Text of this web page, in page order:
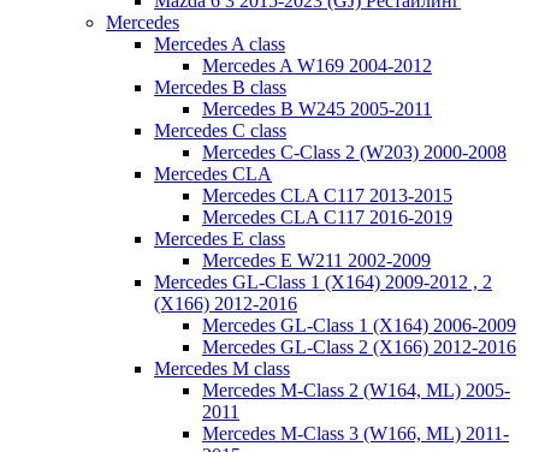
Mercedes
Mercedes A class
Mercedes A W169 2004-2012
Mercedes B class
Mercedes B W245 2005-2011
Mercedes C class
Mercedes C-Class 2 (W203) 2000-2008
Mercedes CLA
Mercedes CLA C117 2013-2015
Mercedes CLA C117 2016-2019
Mercedes E class
Mercedes E W211 2002-2009
Mercedes GL-Class 1 (X164) 2009-2012 , 2
(X166) 2012-2016
Mercedes GL-Class 1 (X164) 2006-2009
Mercedes GL-Class 2 (X166) 2012-2016
Mercedes M class
Mercedes M-Class 2 (W164, ML) 2005-
2011
Mercedes M-Class 3 (W166, ML) 2011-